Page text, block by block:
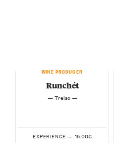
WINE PRODUCER
Runchét
— Treiso —
EXPERIENCE — 15.00€